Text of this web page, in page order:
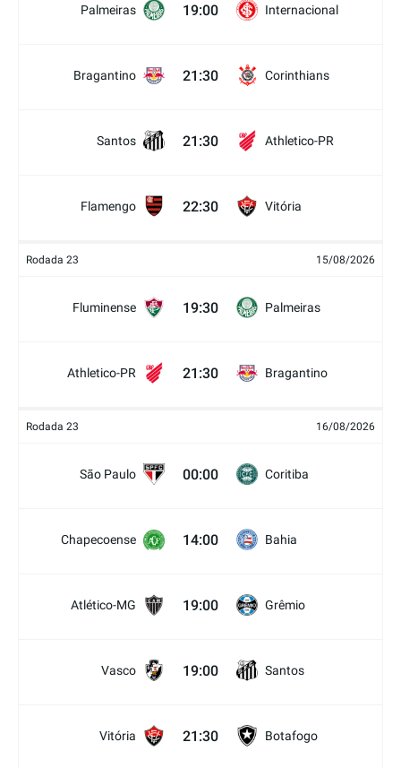
Palmeiras 19:00 Internacional
Bragantino 21:30 Corinthians
Santos 21:30 Athletico-PR
Flamengo 22:30 Vitória
Rodada 23 15/08/2026
Fluminense 19:30 Palmeiras
Athletico-PR 21:30 Bragantino
Rodada 23 16/08/2026
São Paulo 00:00 Coritiba
Chapecoense 14:00 Bahia
Atlético-MG 19:00 Grêmio
Vasco 19:00 Santos
Vitória 21:30 Botafogo